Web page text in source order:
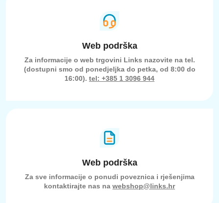
Web podrška
Za informacije o web trgovini Links nazovite na tel.
(dostupni smo od ponedjeljka do petka, od 8:00 do
16:00). tel: +385 1 3096 944
Web podrška
Za sve informacije o ponudi poveznica i rješenjima
kontaktirajte nas na webshop@links.hr